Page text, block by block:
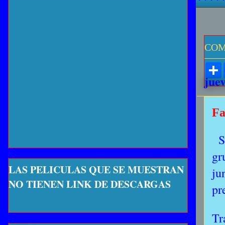
r
LAS PELICULAS QUE SE MUESTRAN
NO TIENEN LINK DE DESCARGAS